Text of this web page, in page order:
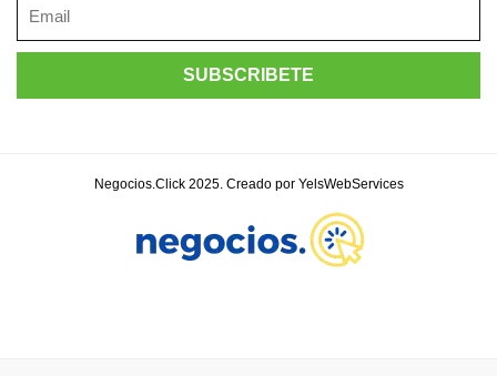
Negocios.Click 2025. Creado por YelsWebServices